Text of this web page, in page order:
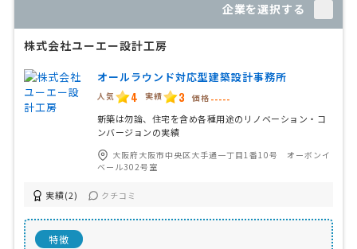
企業を選択する
株式会社ユーエー設計工房
オールラウンド対応型建築設計事務所
人気 4 実績 3 価格 -----
新築は勿論、住宅を含め各種用途のリノベーション・コ
ンバージョンの実績
大阪府大阪市中央区大手通一丁目1番10号 オーボンイ
ベール302号室
実績(2) クチコミ
特徴